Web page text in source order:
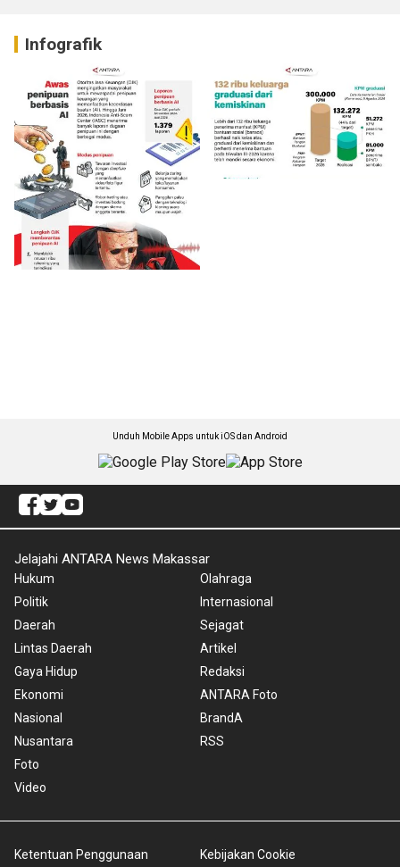
Infografik
Unduh Mobile Apps untuk iOS dan Android
Jelajahi ANTARA News Makassar
Hukum
Politik
Daerah
Lintas Daerah
Gaya Hidup
Ekonomi
Nasional
Nusantara
Foto
Video
Olahraga
Internasional
Sejagat
Artikel
Redaksi
ANTARA Foto
BrandA
RSS
Ketentuan Penggunaan Kebijakan Cookie